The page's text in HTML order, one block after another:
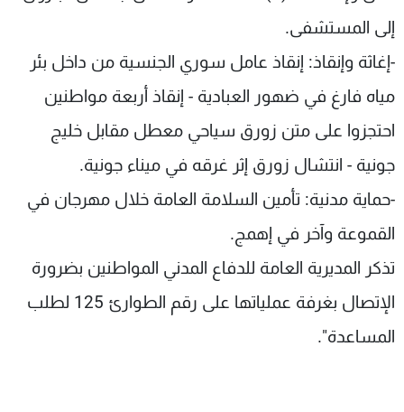
إلى المستشفى.
-إغاثة وإنقاذ: إنقاذ عامل سوري الجنسية من داخل بئر
مياه فارغ في ضهور العبادية - إنقاذ أربعة مواطنين
احتجزوا على متن زورق سياحي معطل مقابل خليج
جونية - انتشال زورق إثر غرقه في ميناء جونية.
-حماية مدنية: تأمين السلامة العامة خلال مهرجان في
القموعة وآخر في إهمج.
تذكر المديرية العامة للدفاع المدني المواطنين بضرورة
الإتصال بغرفة عملياتها على رقم الطوارئ 125 لطلب
المساعدة".